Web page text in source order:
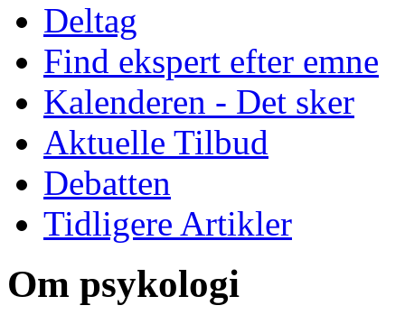
Deltag
Find ekspert efter emne
Kalenderen - Det sker
Aktuelle Tilbud
Debatten
Tidligere Artikler
Om psykologi